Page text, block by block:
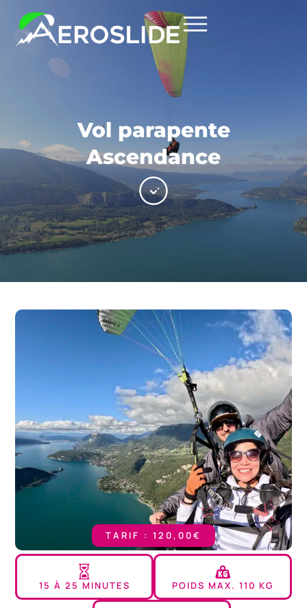
Vol parapente
Ascendance
TARIF : 120,00€
15 À 25 MINUTES POIDS MAX. 110 KG